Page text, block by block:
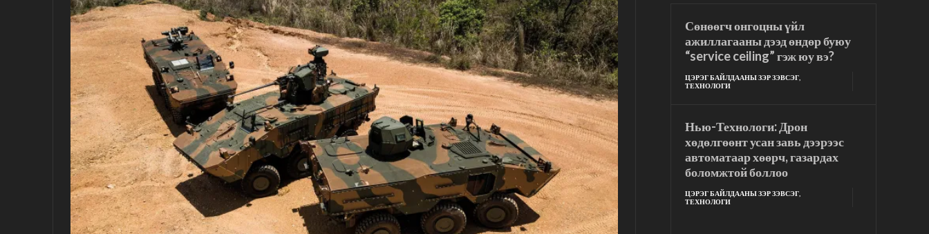
Сөнөөгч онгоцны үйл
ажиллагааны дээд өндөр буюу
“service ceiling” гэж юу вэ?
ЦЭРЭГ БАЙЛДААНЫ ЗЭР ЗЭВСЭГ,
ТЕХНОЛОГИ
Нью-Технологи: Дрон
хөдөлгөөнт усан завь дээрээс
автоматаар хөөрч, газардах
боломжтой боллоо
ЦЭРЭГ БАЙЛДААНЫ ЗЭР ЗЭВСЭГ,
ТЕХНОЛОГИ